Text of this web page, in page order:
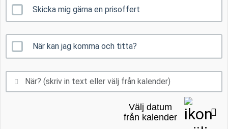
Skicka mig gärna en prisoffert
När kan jag komma och titta?
Välj datum
från kalender